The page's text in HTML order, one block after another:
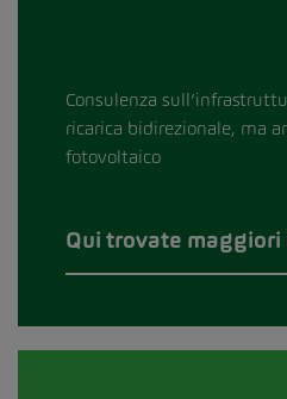
Consulenza
ricarica bidirezionale, ma
fotovoltaico
Qui trovate